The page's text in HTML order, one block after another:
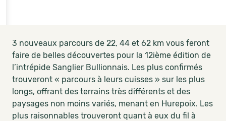
3 nouveaux parcours de 22, 44 et 62 km vous feront
faire de belles découvertes pour la 12ième édition de
l’intrépide Sanglier Bullionnais. Les plus confirmés
trouveront « parcours à leurs cuisses » sur les plus
longs, offrant des terrains très différents et des
paysages non moins variés, menant en Hurepoix. Les
plus raisonnables trouveront quant à eux du fil à